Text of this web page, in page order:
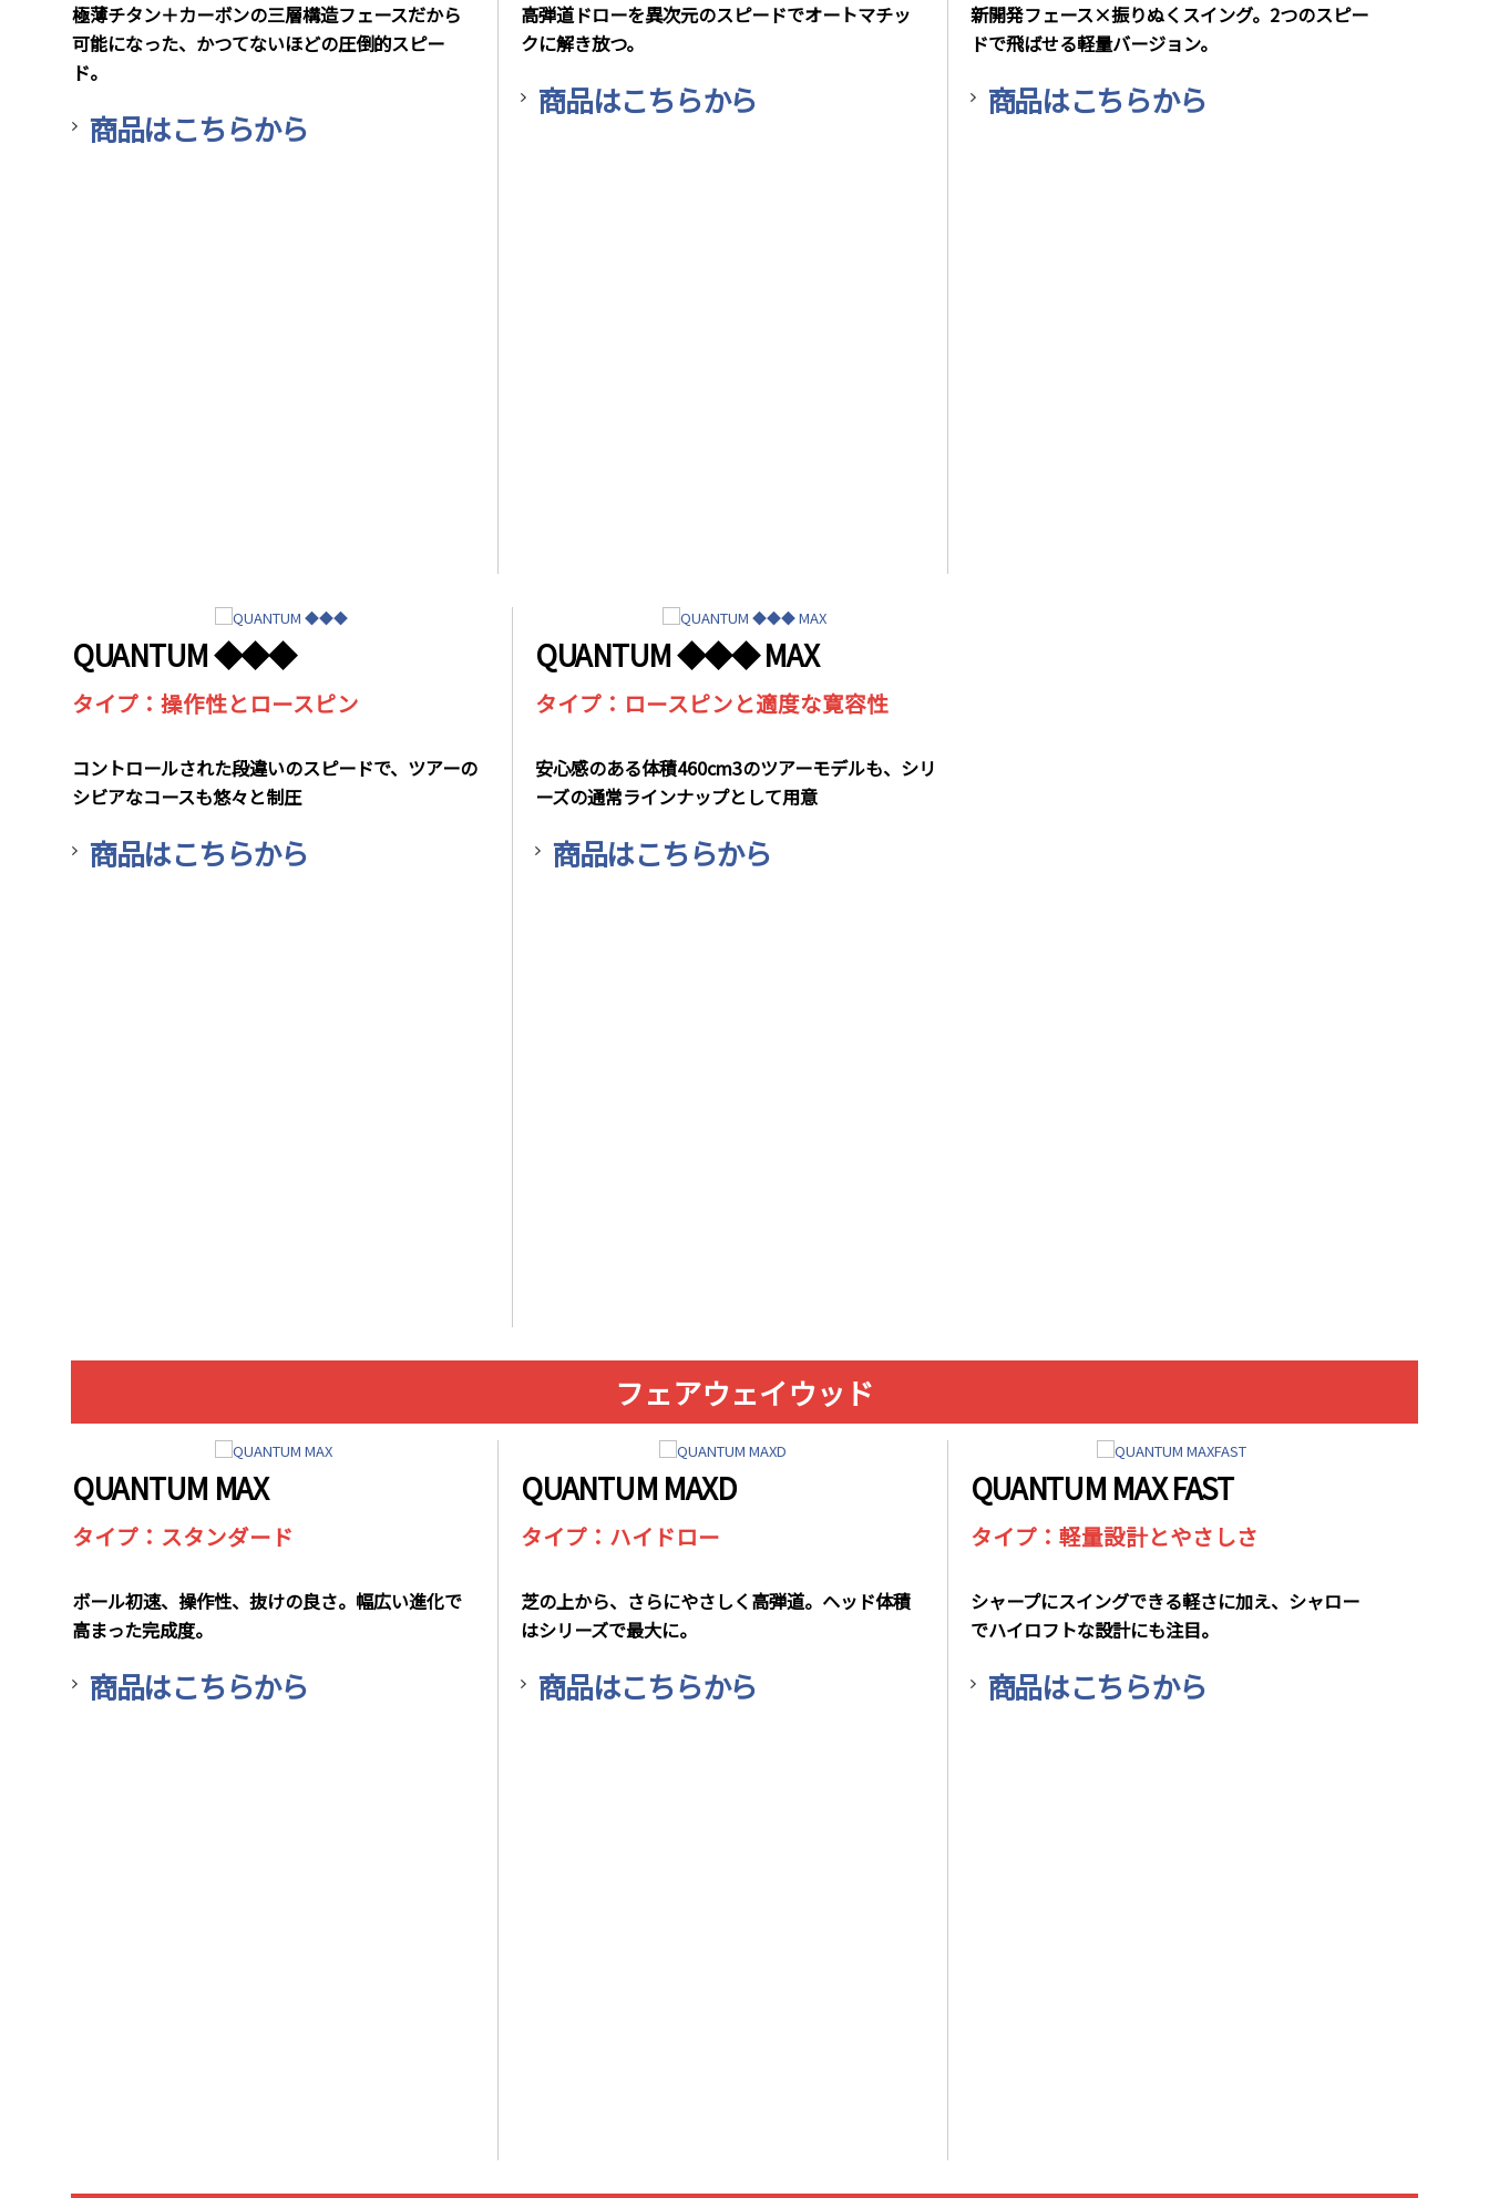
極薄チタン＋カーボンの三層構造フェースだから
可能になった、かつてないほどの圧倒的スピー
ド。
商品はこちらから
高弾道ドローを異次元のスピードでオートマチッ
クに解き放つ。
商品はこちらから
新開発フェース×振りぬくスイング。2つのスピー
ドで飛ばせる軽量バージョン。
商品はこちらから
QUANTUM ◆◆◆
タイプ：操作性とロースピン
コントロールされた段違いのスピードで、ツアーの
シビアなコースも悠々と制圧
商品はこちらから
QUANTUM ◆◆◆ MAX
タイプ：ロースピンと適度な寛容性
安心感のある体積460cm3のツアーモデルも、シリ
ーズの通常ラインナップとして用意
商品はこちらから
フェアウェイウッド
QUANTUM MAX
タイプ：スタンダード
ボール初速、操作性、抜けの良さ。幅広い進化で
高まった完成度。
商品はこちらから
QUANTUM MAXD
タイプ：ハイドロー
芝の上から、さらにやさしく高弾道。ヘッド体積
はシリーズで最大に。
商品はこちらから
QUANTUM MAX FAST
タイプ：軽量設計とやさしさ
シャープにスイングできる軽さに加え、シャロー
でハイロフトな設計にも注目。
商品はこちらから